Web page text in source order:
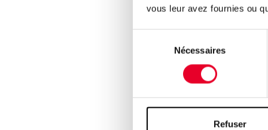
vous leur avez fournies ou
consentement
Nécessaires
Refuser
conviviale :
tester et
solutions
d’améliorer
aucune